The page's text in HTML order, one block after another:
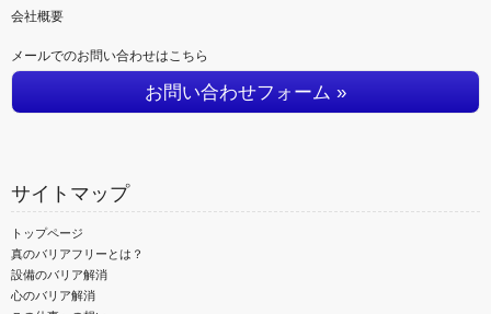
会社概要
メールでのお問い合わせはこちら
お問い合わせフォーム »
サイトマップ
トップページ
真のバリアフリーとは？
設備のバリア解消
心のバリア解消